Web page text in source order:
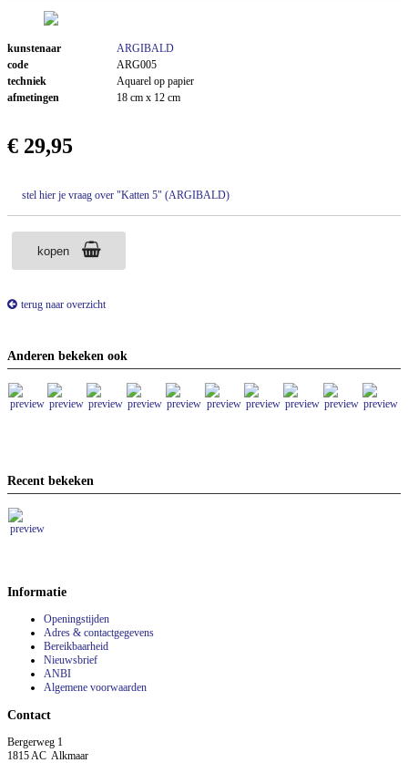
kunstenaar
ARGIBALD
code
ARG005
techniek
Aquarel op papier
afmetingen
18 cm x 12 cm
€ 29,95
stel hier je vraag over "Katten 5" (ARGIBALD)
kopen
terug naar overzicht
Anderen bekeken ook
Recent bekeken
Informatie
Openingstijden
Adres & contactgegevens
Bereikbaarheid
Nieuwsbrief
ANBI
Algemene voorwaarden
Contact
Bergerweg 1
1815 AC Alkmaar